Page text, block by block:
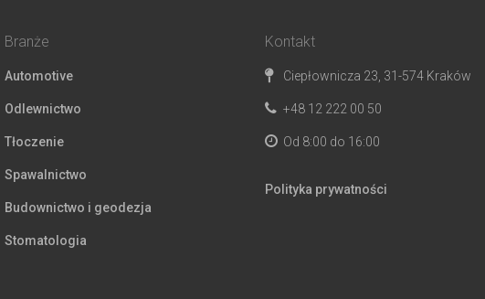
Branże
Automotive
Odlewnictwo
Tłoczenie
Spawalnictwo
Budownictwo i geodezja
Stomatologia
Kontakt
Ciepłownicza 23, 31-574 Kraków
+48 12 222 00 50
Od 8:00 do 16:00
Polityka prywatności